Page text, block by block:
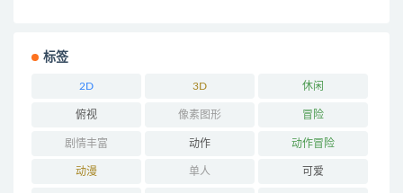
标签
2D 3D 休闲
俯视 像素图形 冒险
剧情丰富 动作 动作冒险
动漫 单人 可爱